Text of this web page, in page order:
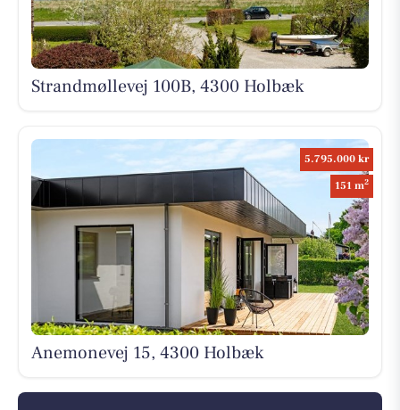
Strandmøllevej 100B, 4300 Holbæk
5.795.000 kr
151 m2
Anemonevej 15, 4300 Holbæk